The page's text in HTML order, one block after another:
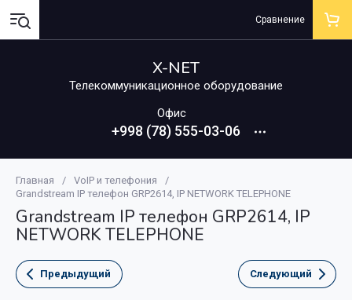
X-NET
Телекоммуникационное оборудование
Офис
+998 (78) 555-03-06
Сравнение
Главная / VoIP и телефония
/
Grandstream IP телефон GRP2614, IP NETWORK TELEPHONE
Grandstream IP телефон GRP2614, IP
NETWORK TELEPHONE
Предыдущий Следующий